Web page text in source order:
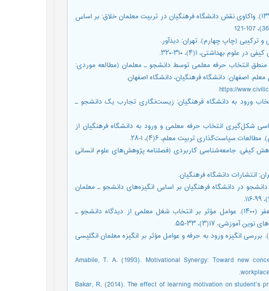
اقبالیان نوزایی‌زاده، پریسا و کشت‌ورز کندازی، احسان (۱۳۹7). واکاوی نقش دانشگاه فرهنگیان در تربیت معلمان خلاق: بر اساس
مریم (۱۳۹5). کاوشی در منطق انتخاب حرفه معلمی توسط دانشجو ـ معلمان (مطالعه موردی:
اصفهان: دانشگاه فرهنگیان، دانشگاه اصفهان.
و قربانی، علیرضا (۱۴۰2). فرآیند انتخاب ورود به دانشگاه فرهنگیان: زیست‌نگاری تجارب یک دانشجو ـ
و قربانی، علیرضا (۱۴۰۴). پدیدارشناسی شکل‌گیری انتخاب حرفه معلمی و ورود به دانشگاه فرهنگیان از
سیاست‌گذاری تربیت معلم، ۶(۴)، ۱-۲۸.
و پایایی در پژوهش کیفی. جامعه‌شناسی کاربردی (فصلنامه پژوهش‌های علوم انسانی
شایان (۱۴۰۳). ارائه مدل جذب دانشجو در دانشگاه فرهنگیان بر اساس انگیزه‌های دانشجو ـ معلمان
محمودی، فیروز؛ حبیبی، حمداله؛ و خانزاده مقصودلو، جعفر (۱۴۰۰). عوامل مؤثر بر انتخاب شغل معلمی از دیدگاه دانشجو ـ
۱۷(۳)، ۳۳-۵۵.
یوسفی، نورالدین؛ عبادی، سامان؛ و احمدنژاد، محمد (۱۳۹5). بررسی انگیزه ورود به حرفه و عوامل مؤثر بر انگیزه معلمان انگلیسی
Amabile, T. A. (1993). Motivational Synergy: Toward new
Bakar, R. (2014). The effect of learning motivation on student’s